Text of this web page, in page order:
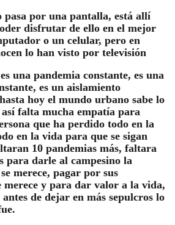
por una pantalla, está allí
disfrutar de ello en el mejor
o un celular, pero en
lo han visto por televisión
una pandemia constante, es una
es un aislamiento
hoy el mundo urbano sabe lo
así falta mucha empatía para
que ha perdido todo en la
en la vida para que se sigan
10 pandemias más, faltara
para darle al campesino la
merece, pagar por sus
merece y para dar valor a la vida,
de dejar en más sepulcros lo